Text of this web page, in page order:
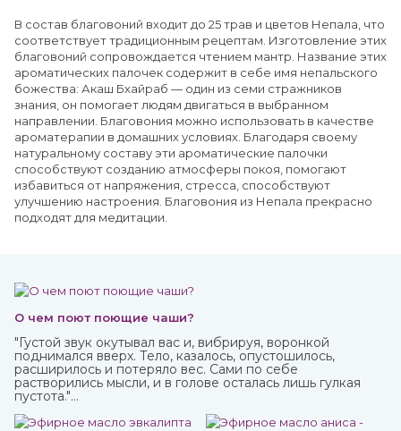
В состав благовоний входит до 25 трав и цветов Непала, что
соответствует традиционным рецептам. Изготовление этих
благовоний сопровождается чтением мантр. Название этих
ароматических палочек содержит в себе имя непальского
божества: Акаш Бхайраб — один из семи стражников
знания, он помогает людям двигаться в выбранном
направлении. Благовония можно использовать в качестве
ароматерапии в домашних условиях. Благодаря своему
натуральному составу эти ароматические палочки
способствуют созданию атмосферы покоя, помогают
избавиться от напряжения, стресса, способствуют
улучшению настроения. Благовония из Непала прекрасно
подходят для медитации.
О чем поют поющие чаши?
"Густой звук окутывал вас и, вибрируя, воронкой
поднимался вверх. Тело, казалось, опустошилось,
расширилось и потеряло вес. Сами по себе
растворились мысли, и в голове осталась лишь гулкая
пустота."
чашей.